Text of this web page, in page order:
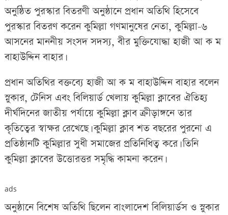
অনুষ্ঠিত পুরস্কার বিতরণী অনুষ্ঠানে প্রধান অতিথি হিসেবে
পুরস্কার বিতরণ করেন কুমিল্লা গণমানুষের নেতা, কুমিল্লা-৬
আসনের মাননীয় সংসদ সদস্য, বীর মুক্তিযোদ্ধা হাজী আ ক ম
বাহাউদ্দিন বাহার।
প্রধান অতিথির বক্তব্যে হাজী আ ক ম বাহাউদ্দিন বাহার বলেন
স্নুকার, টেনিস এবং বিলিয়ার্ড খেলায় কুমিল্লা ক্লাবের ঐতিহ্য
দীর্ঘদিনের জাতীয় পর্যায়ে কুমিল্লা ক্লাব ক্রীড়াঙ্গনে তার
কৃতিত্বের স্বাক্ষর রেখেছে। কুমিল্লা ক্লাব শত বছরের পুরনো এ
প্রতিষ্ঠানটি কুমিল্লার সুধী সমাজের প্রতিনিধিত্ব করে। তিনি
কুমিল্লা ক্লাবের উত্তোরত্তর সমৃদ্ধি কামনা করেন।
ads
অনুষ্ঠানে বিশেষ অতিথি ছিলেন বাংলাদেশ বিলিয়ার্ডস ও স্নুকার